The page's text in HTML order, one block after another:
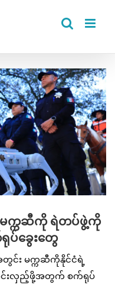
ာ မက္ကဆီကို ရဲတပ်ဖွဲ့ကို
ခွေးတွေ
တွင်း မက္ကဆီကိုနိုင်ငံရဲ့
င်းလှည့်ဖို့အတွက် စက်ရုပ်